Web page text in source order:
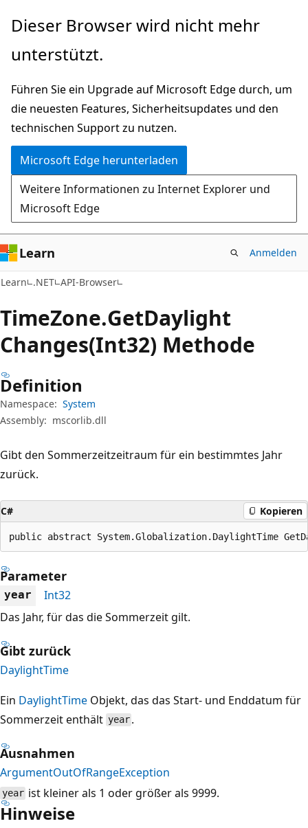
Zu
wechseln
Zur
springen
Dieser Browser wird nicht mehr
unterstützt.
Führen Sie ein Upgrade auf Microsoft Edge durch, um
die neuesten Features, Sicherheitsupdates und den
technischen Support zu nutzen.
Microsoft Edge herunterladen
Weitere Informationen zu Internet Explorer und
Microsoft Edge
Learn Anmelden
Learn .NET API-Browser
TimeZone.GetDaylight
Changes(Int32) Methode
Definition
Namespace: System
Assembly: mscorlib.dll
Gibt den Sommerzeitzeitraum für ein bestimmtes Jahr
zurück.
C# Kopieren
public abstract System.Globalization.DaylightTime
Parameter
year
Int32
Das Jahr, für das die Sommerzeit gilt.
Gibt zurück
DaylightTime
Ein DaylightTime Objekt, das das Start- und Enddatum für
Sommerzeit enthält year .
Ausnahmen
ArgumentOutOfRangeException
year ist kleiner als 1 oder größer als 9999.
Hinweise